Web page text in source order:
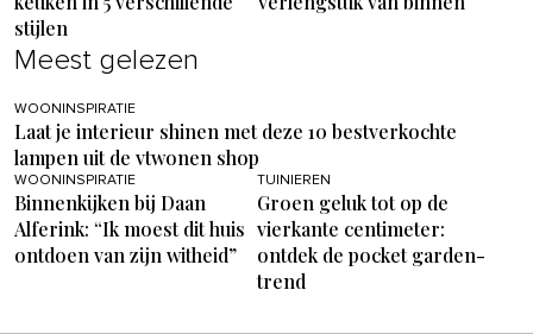
stijlen
Meest gelezen
WOONINSPIRATIE
Laat je interieur shinen met deze 10 bestverkochte
lampen uit de vtwonen shop
WOONINSPIRATIE
Binnenkijken bij Daan
Alferink: “Ik moest dit huis
ontdoen van zijn witheid”
TUINIEREN
Groen geluk tot op de
vierkante centimeter:
ontdek de pocket garden-
trend